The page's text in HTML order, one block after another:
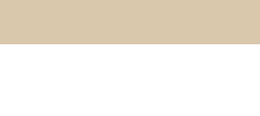
CLIQUEZ ICI POUR DEMANDER